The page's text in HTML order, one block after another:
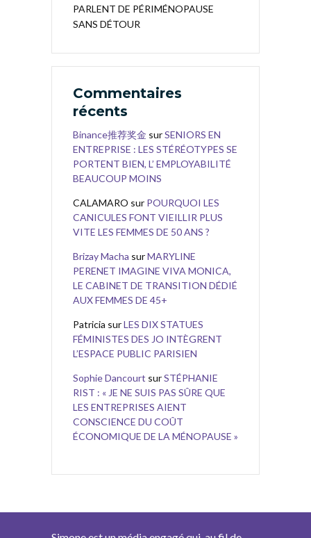
PARLENT DE PÉRIMÉNOPAUSE
SANS DÉTOUR
Commentaires
récents
Binance推荐奖金 surSENIORS EN
ENTREPRISE : LES STÉRÉOTYPES SE
PORTENT BIEN, L’ EMPLOYABILITÉ
BEAUCOUP MOINS
CALAMARO sur POURQUOI LES
CANICULES FONT VIEILLIR PLUS
VITE LES FEMMES DE 50 ANS ?
Brizay Macha surMARYLINE
PERENET IMAGINE VIVA MONICA,
LE CABINET DE TRANSITION DÉDIÉ
AUX FEMMES DE 45+
Patricia surLES DIX STATUES
FÉMINISTES DES JO INTÈGRENT
L’ESPACE PUBLIC PARISIEN
Sophie Dancourt surSTÉPHANIE
RIST : « JE NE SUIS PAS SÛRE QUE
LES ENTREPRISES AIENT
CONSCIENCE DU COÛT
ÉCONOMIQUE DE LA MÉNOPAUSE »